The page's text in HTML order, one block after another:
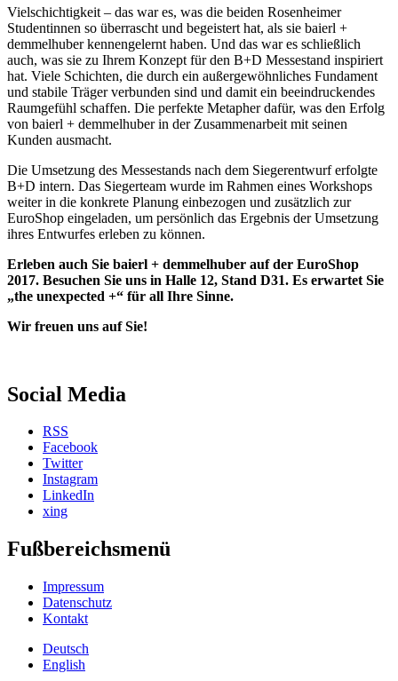
Vielschichtigkeit – das war es, was die beiden Rosenheimer
Studentinnen so überrascht und begeistert hat, als sie baierl +
demmelhuber kennengelernt haben. Und das war es schließlich
auch, was sie zu Ihrem Konzept für den B+D Messestand inspiriert
hat. Viele Schichten, die durch ein außergewöhnliches Fundament
und stabile Träger verbunden sind und damit ein beeindruckendes
Raumgefühl schaffen. Die perfekte Metapher dafür, was den Erfolg
von baierl + demmelhuber in der Zusammenarbeit mit seinen
Kunden ausmacht.
Die Umsetzung des Messestands nach dem Siegerentwurf erfolgte
B+D intern. Das Siegerteam wurde im Rahmen eines Workshops
weiter in die konkrete Planung einbezogen und zusätzlich zur
EuroShop eingeladen, um persönlich das Ergebnis der Umsetzung
ihres Entwurfes erleben zu können.
Erleben auch Sie baierl + demmelhuber auf der EuroShop
2017. Besuchen Sie uns in Halle 12, Stand D31. Es erwartet Sie
„the unexpected +“ für all Ihre Sinne.
Wir freuen uns auf Sie!
Social Media
RSS
Facebook
Twitter
Instagram
LinkedIn
xing
Fußbereichsmenü
Impressum
Datenschutz
Kontakt
Deutsch
English